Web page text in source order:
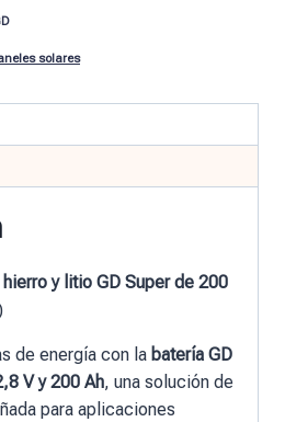
solares
y litio GD Super de 200
de energía con la batería GD
V y 200 Ah, una solución de
para aplicaciones